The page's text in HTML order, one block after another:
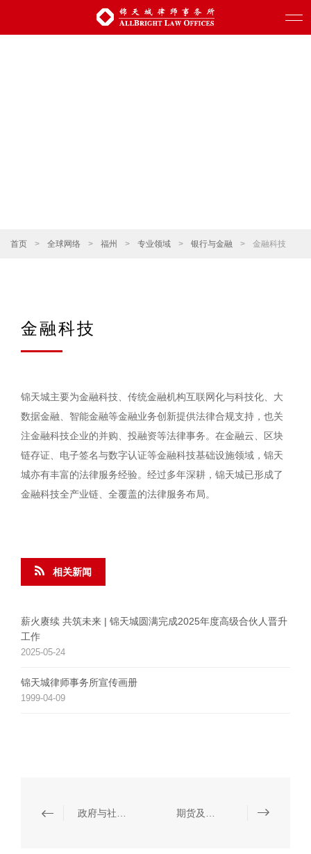
首页 > 全球网络 > 福州 > 专业领域 > 银行与金融 > 金融科技
金融科技
锦天城主要为金融科技、传统金融机构互联网化与科技化、大
数据金融、智能金融等金融业务创新提供法律合规支持，也关
注金融科技企业的并购、投融资等法律事务。在金融云、区块
链存证、电子签名与数字认证等金融科技基础设施领域，锦天
城亦有丰富的法律服务经验。经过多年深耕，锦天城已形成了
金融科技全产业链、全覆盖的法律服务布局。
相关新闻
薪火赓续 共筑未来 | 锦天城圆满完成2025年度高级合伙人晋升
工作
2025-05-24
锦天城律师事务所宣传画册
1999-04-09